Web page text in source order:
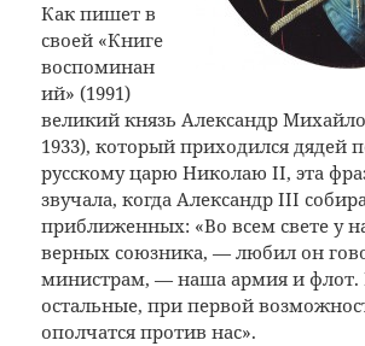
Как пишет в
своей «Книге
воспоминан
ий» (1991)
великий князь Александр
1933), который приходился дядей
русскому царю Николаю II, эта
звучала, когда Александр III
приближенных: «Во всем свете у
верных союзника, — любил он
министрам, — наша армия и флот.
остальные, при первой
ополчатся против нас».